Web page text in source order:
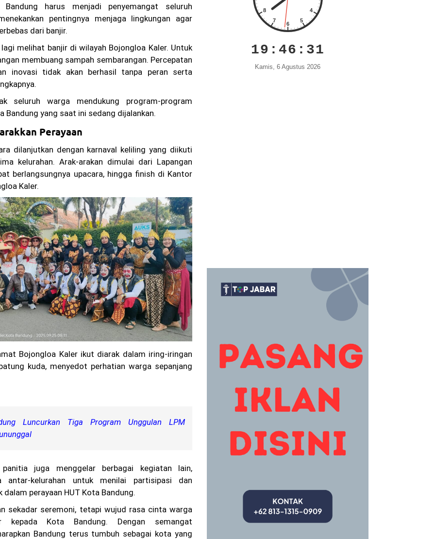
harus menjadi penyemangat seluruh
pentingnya menjaga lingkungan agar
dari banjir.
melihat banjir di wilayah Bojongloa Kaler. Untuk
membuang sampah sembarangan. Percepatan
inovasi tidak akan berhasil tanpa peran serta
seluruh warga mendukung program-program
Bandung yang saat ini sedang dijalankan.
Perayaan
dilanjutkan dengan karnaval keliling yang diikuti
kelurahan. Arak-arakan dimulai dari Lapangan
berlangsungnya upacara, hingga finish di Kantor
Kaler.
Bojongloa Kaler ikut diarak dalam iring-iringan
kuda, menyedot perhatian warga sepanjang
Luncurkan Tiga Program Unggulan LPM
panitia juga menggelar berbagai kegiatan lain,
antar-kelurahan untuk menilai partisipasi dan
perayaan HUT Kota Bandung.
sekadar seremoni, tetapi wujud rasa cinta warga
kepada Kota Bandung. Dengan semangat
Bandung terus tumbuh sebagai kota yang
19:46:32
Kamis, 6 Agustus 2026